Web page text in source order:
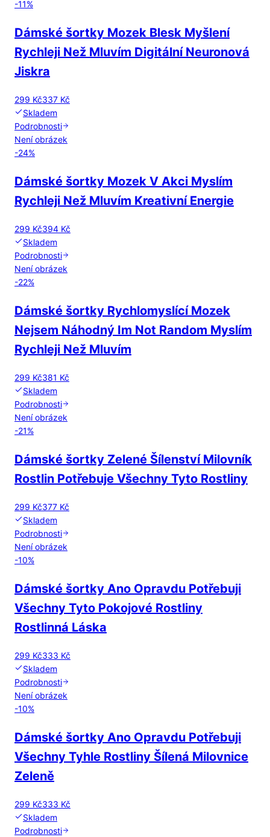
-11%
Dámské šortky Mozek Blesk Myšlení
Rychleji Než Mluvím Digitální Neuronová
Jiskra
299 Kč337 Kč
Skladem
Podrobnosti
Není obrázek
-24%
Dámské šortky Mozek V Akci Myslím
Rychleji Než Mluvím Kreativní Energie
299 Kč394 Kč
Skladem
Podrobnosti
Není obrázek
-22%
Dámské šortky Rychlomyslící Mozek
Nejsem Náhodný Im Not Random Myslím
Rychleji Než Mluvím
299 Kč381 Kč
Skladem
Podrobnosti
Není obrázek
-21%
Dámské šortky Zelené Šílenství Milovník
Rostlin Potřebuje Všechny Tyto Rostliny
299 Kč377 Kč
Skladem
Podrobnosti
Není obrázek
-10%
Dámské šortky Ano Opravdu Potřebuji
Všechny Tyto Pokojové Rostliny
Rostlinná Láska
299 Kč333 Kč
Skladem
Podrobnosti
Není obrázek
-10%
Dámské šortky Ano Opravdu Potřebuji
Všechny Tyhle Rostliny Šílená Milovnice
Zeleně
299 Kč333 Kč
Skladem
Podrobnosti